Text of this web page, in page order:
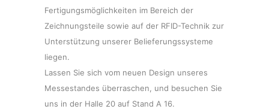
Fertigungsmöglichkeiten im Bereich der
Zeichnungsteile sowie auf der RFID-Technik zur
Unterstützung unserer Belieferungssysteme
liegen.
Lassen Sie sich vom neuen Design unseres
Messestandes überraschen, und besuchen Sie
uns in der Halle 20 auf Stand A 16.